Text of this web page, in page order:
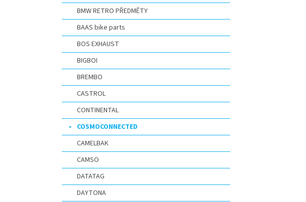
BMW RETRO PŘEDMĚTY
BAAS bike parts
BOS EXHAUST
BIGBOI
BREMBO
CASTROL
CONTINENTAL
COSMOCONNECTED
CAMELBAK
CAMSO
DATATAG
DAYTONA